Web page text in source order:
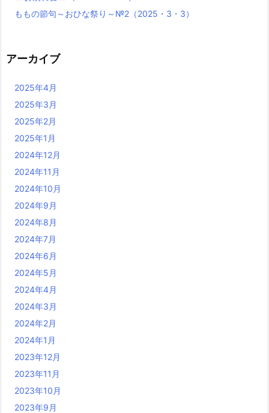
ももの節句～おひな祭り～№2（2025・3・3）
アーカイブ
2025年4月
2025年3月
2025年2月
2025年1月
2024年12月
2024年11月
2024年10月
2024年9月
2024年8月
2024年7月
2024年6月
2024年5月
2024年4月
2024年3月
2024年2月
2024年1月
2023年12月
2023年11月
2023年10月
2023年9月